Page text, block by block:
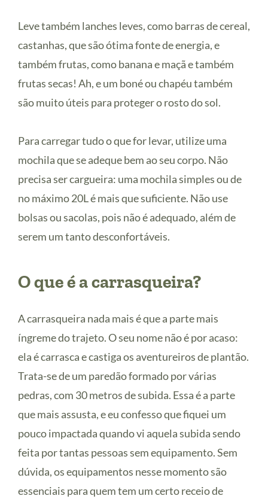
Leve também lanches leves, como barras de cereal,
castanhas, que são ótima fonte de energia, e
também frutas, como banana e maçã e também
frutas secas! Ah, e um boné ou chapéu também
são muito úteis para proteger o rosto do sol.
Para carregar tudo o que for levar, utilize uma
mochila que se adeque bem ao seu corpo. Não
precisa ser cargueira: uma mochila simples ou de
no máximo 20L é mais que suficiente. Não use
bolsas ou sacolas, pois não é adequado, além de
serem um tanto desconfortáveis.
O que é a carrasqueira?
A carrasqueira nada mais é que a parte mais
íngreme do trajeto. O seu nome não é por acaso:
ela é carrasca e castiga os aventureiros de plantão.
Trata-se de um paredão formado por várias
pedras, com 30 metros de subida. Essa é a parte
que mais assusta, e eu confesso que fiquei um
pouco impactada quando vi aquela subida sendo
feita por tantas pessoas sem equipamento. Sem
dúvida, os equipamentos nesse momento são
essenciais para quem tem um certo receio de